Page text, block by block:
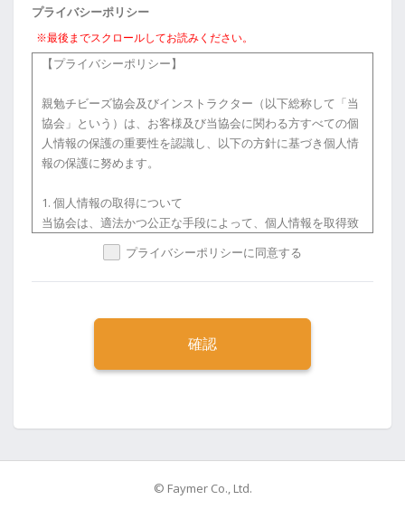
トラクター所定の方法により所定の期日までに、協会インス
トラクターに対して支払うものとします。
【著作物】
本講座で使用されるテキスト等の著作物を複製（コピー等）
し、または自らで制作する著作物に引用することを禁じま
す。
【秘密保持】
（1）受講者は、本講座を受講するにあたり、協会インスト
ラクターによって開示された協会固有の技術上、営業上その
を使用し、又は第三者に開示することを禁じます。
例）個人が特定できてしまうようなプライバシーにかかわる
情報を他言する、ブログ等SNSで発信しないよう、細心の注
意を払ってください。
のアドレスに転送する事はお控えください。万が一、誤って
プライバシーポリシー
※最後までスクロールしてお読みください。
【プライバシーポリシー】
親勉チビーズ協会及びインストラクター（以下総称して「当
協会」という）は、お客様及び当協会に関わる方すべての個
人情報の保護の重要性を認識し、以下の方針に基づき個人情
報の保護に努めます。
1. 個人情報の取得について
当協会は、適法かつ公正な手段によって、個人情報を取得致
2. 個人情報の利用について
で、業務の遂行上必要な限りにおいて、利用します。
当協会は、個人情報を第三者との間で共同利用し、又は、個
人情報の取扱いを第三者に委託する場合には、当該第三者に
当協会は、法令に定める場合を除き、個人情報を、事前に本
人の同意を得ることなく、第三者に提供しません。
プライバシーポリシーに同意する
© Faymer Co., Ltd.